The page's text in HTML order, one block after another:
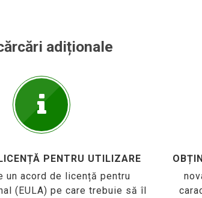
adiționale
PENTRU UTILIZARE
un acord de licență pentru
(EULA) pe care trebuie să îl